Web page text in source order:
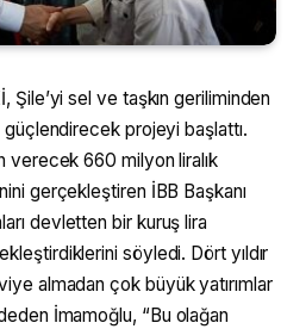
Şile’yi sel ve taşkın geriliminden
güçlendirecek projeyi başlattı.
verecek 660 milyon liralık
gerçekleştiren İBB Başkanı
devletten bir kuruş lira
söyledi. Dört yıldır
almadan çok büyük yatırımlar
İmamoğlu, “Bu olağan